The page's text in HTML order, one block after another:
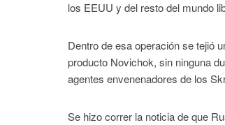
los EEUU y del resto del mundo
Dentro de esa operación se tejió
producto Novichok, sin ninguna
agentes envenenadores de los
Se hizo correr la noticia de que